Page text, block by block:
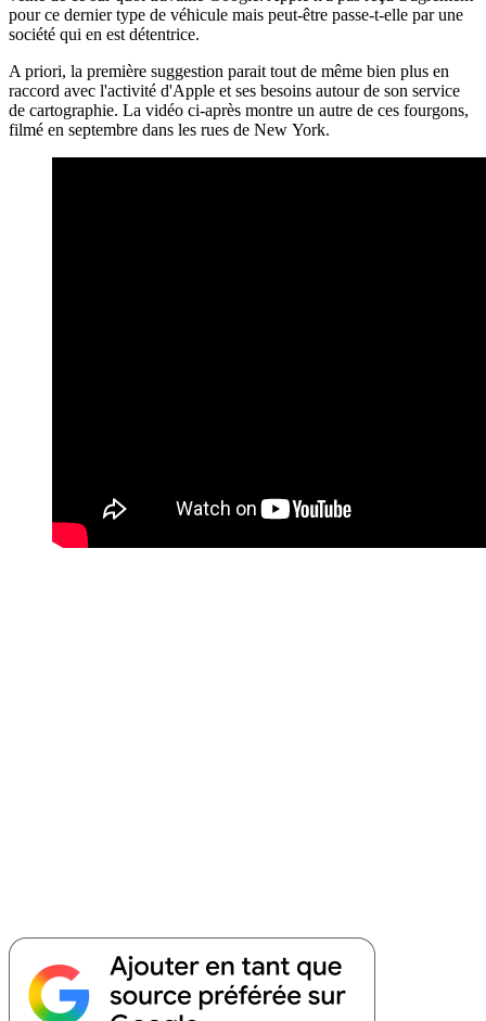
pour ce dernier type de véhicule mais peut-être passe-t-elle par une
société qui en est détentrice.
A priori, la première suggestion parait tout de même bien plus en
raccord avec l'activité d'Apple et ses besoins autour de son service
de cartographie. La vidéo ci-après montre un autre de ces fourgons,
filmé en septembre dans les rues de New York.